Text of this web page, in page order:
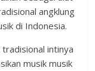
angklung
di Indonesia.
tradisional intinya
musik musik